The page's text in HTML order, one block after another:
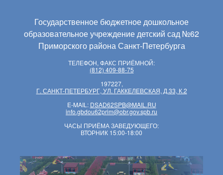
Государственное бюджетное дошкольное
образовательное учреждение детский сад №62
Приморского района Санкт-Петербурга
ТЕЛЕФОН, ФАКС ПРИЁМНОЙ:
(812) 409-88-75
197227,
Г. САНКТ-ПЕТЕРБУРГ, УЛ. ГАККЕЛЕВСКАЯ, Д.33, К.2
E-MAIL: DSAD62SPB@MAIL.RU
info.gbdou62prim@obr.gov.spb.ru
ЧАСЫ ПРИЁМА ЗАВЕДУЮЩЕГО:
ВТОРНИК 15:00-18:00